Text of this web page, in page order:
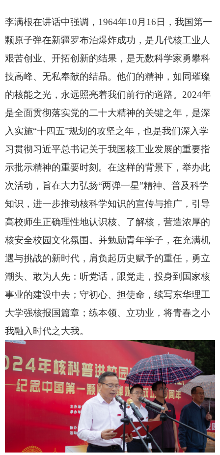
李满根在讲话中强调 ， 1964年10月16日，我国第一
颗原子弹在新疆罗布泊爆炸成功，是几代核工业人
艰苦创业、开拓创新的结果，是无数科学家勇攀科
技高峰、无私奉献的结晶。他们的精神，如同璀璨
的核能之光，永远照亮着我们前行的道路。2024年
是全面贯彻落实党的二十大精神的关键之年，是深
入实施“十四五”规划的攻坚之年，也是我们深入学
习贯彻习近平总书记关于我国核工业发展的重要指
示批示精神的重要时刻。在这样的背景下，举办此
次活动，旨在大力弘扬“两弹一星”精神、普及科学
知识，进一步推动核科学知识的宣传与推广，引导
高校师生正确理性地认识核、了解核，营造浓厚的
核安全校园文化氛围。 并勉励青年学子，在充满机
遇与挑战的新时代，肩负起历史赋予的重任，勇立
潮头、敢为人先：听党话，跟党走，投身到国家核
事业的建设中去；守初心、担使命，续写东华理工
大学强核报国篇章；练本领、立功业，将青春之小
我融入时代之大我。